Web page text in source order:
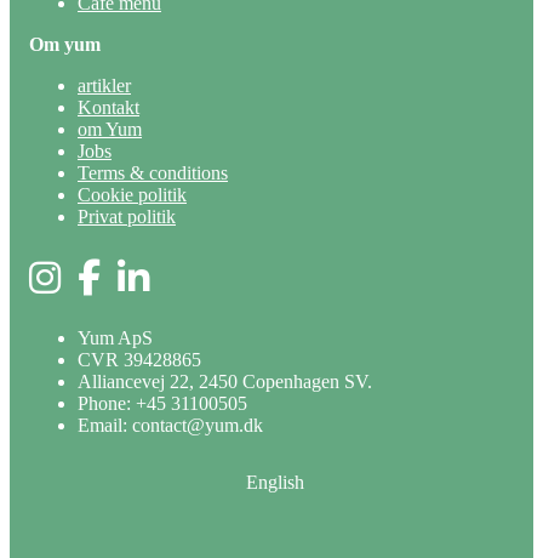
Om yum
artikler
Kontakt
om Yum
Jobs
Terms & conditions
Cookie politik
Privat politik
yum på Instagram
yum på Facebook
Yum ApS
CVR 39428865
Alliancevej 22, 2450 Copenhagen SV.
Phone: +45 31100505
Email: contact@yum.dk
English